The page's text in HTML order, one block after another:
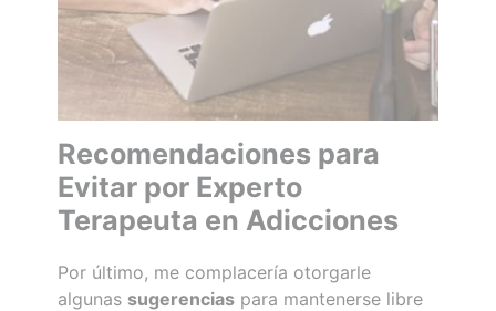
Recomendaciones para
Evitar por Experto
Terapeuta en Adicciones
Por último, me complacería otorgarle
algunas sugerencias para mantenerse libre